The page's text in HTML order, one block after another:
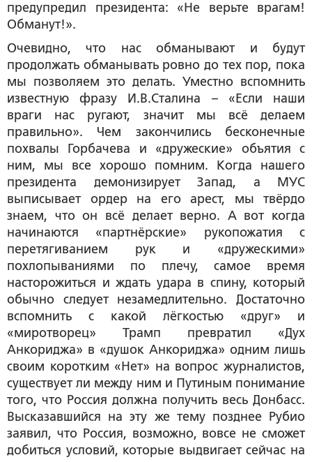
предупредил президента: «Не верьте врагам!
Обманут!».
Очевидно, что нас обманывают и будут
продолжать обманывать ровно до тех пор, пока
мы позволяем это делать. Уместно вспомнить
известную фразу И.В.Сталина – «Если наши
враги нас ругают, значит мы всё делаем
правильно». Чем закончились бесконечные
похвалы Горбачева и «дружеские» объятия с
ним, мы все хорошо помним. Когда нашего
президента демонизирует Запад, а МУС
выписывает ордер на его арест, мы твёрдо
знаем, что он всё делает верно. А вот когда
начинаются «партнёрские» рукопожатия с
перетягиванием рук и «дружескими»
похлопываниями по плечу, самое время
насторожиться и ждать удара в спину, который
обычно следует незамедлительно. Достаточно
вспомнить с какой лёгкостью «друг» и
«миротворец» Трамп превратил «Дух
Анкориджа» в «душок Анкориджа» одним лишь
своим коротким «Нет» на вопрос журналистов,
существует ли между ним и Путиным понимание
того, что Россия должна получить весь Донбасс.
Высказавшийся на эту же тему позднее Рубио
заявил, что Россия, возможно, вовсе не сможет
добиться условий, которые выдвигает сейчас на